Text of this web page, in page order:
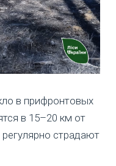
в прифронтовых
в 15–20 км от
страдают